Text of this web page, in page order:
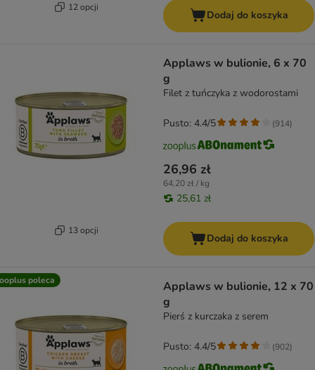
12 opcji
Dodaj do koszyka
13 opcji
Applaws w bulionie, 6 x 70
g
Filet z tuńczyka z wodorostami
26,96 zł
64,20 zł / kg
25,61 zł
Pusto: 4.4/5 (914)
Dodaj do koszyka
poleca
Applaws w bulionie, 12 x 70
g
Pierś z kurczaka z serem
Pusto: 4.4/5 (902)